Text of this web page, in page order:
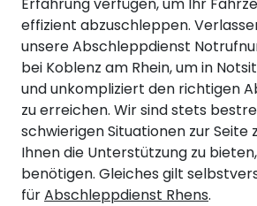
effizient abzuschleppen.
unsere Abschleppdienst
bei Koblenz am Rhein, um in
und unkompliziert den richtigen
zu erreichen. Wir sind stets
schwierigen Situationen zur Seite
Ihnen die Unterstützung zu
benötigen. Gleiches gilt
fürAbschleppdienst Rhens.